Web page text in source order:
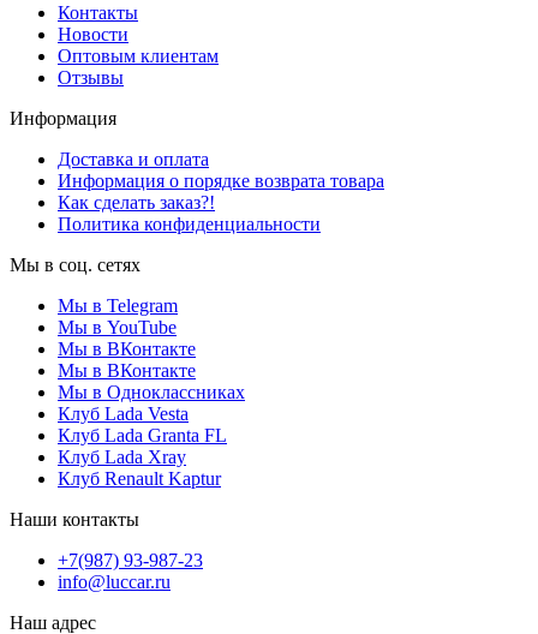
Контакты
Новости
Оптовым клиентам
Отзывы
Информация
Доставка и оплата
Информация о порядке возврата товара
Как сделать заказ?!
Политика конфиденциальности
Мы в соц. сетях
Мы в Telegram
Мы в YouTube
Мы в ВКонтакте
Мы в ВКонтакте
Мы в Одноклассниках
Клуб Lada Vesta
Клуб Lada Granta FL
Клуб Lada Xray
Клуб Renault Kaptur
Наши контакты
+7(987) 93-987-23
info@luccar.ru
Наш адрес